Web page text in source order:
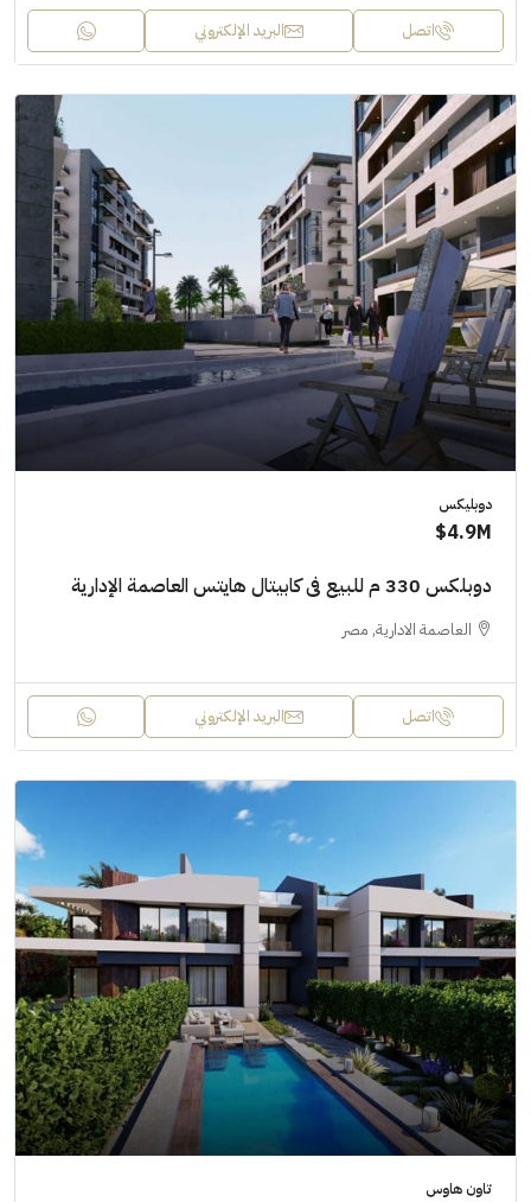
اتصل البريد الإلكتروني
دوبليكس
4.9M$
دوبلكس 330 م للبيع فى كابيتال هايتس العاصمة الإدارية
العاصمة الادارية, مصر
اتصل البريد الإلكتروني
تاون هاوس